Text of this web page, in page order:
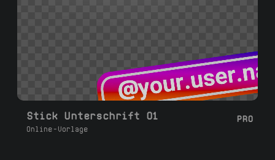
Stick Unterschrift 01
Online-Vorlage
PRO